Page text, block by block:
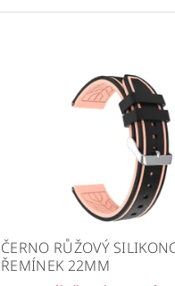
ČERNO RŮŽOVÝ
ŘEMÍNEK 22MM